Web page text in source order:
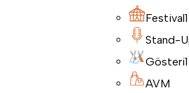
Festival1
Stand-
Gösteri1
AVM